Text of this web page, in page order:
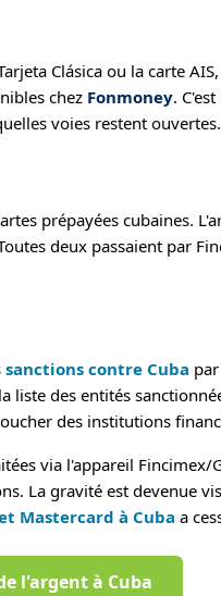
Clásica ou la carte
chez Fonmoney.
voies restent ouvertes.
prépayées cubaines.
deux passaient par
sanctions contre Cuba
liste des entités
des institutions
via l'appareil
La gravité est devenue
Mastercard à Cuba a
l'argent à Cuba